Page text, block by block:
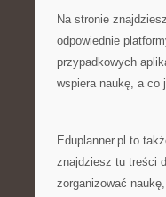
Na stronie
odpowiednie
przypadkowych
wspiera naukę, a co
Eduplanner.pl to
znajdziesz tu treści
zorganizować